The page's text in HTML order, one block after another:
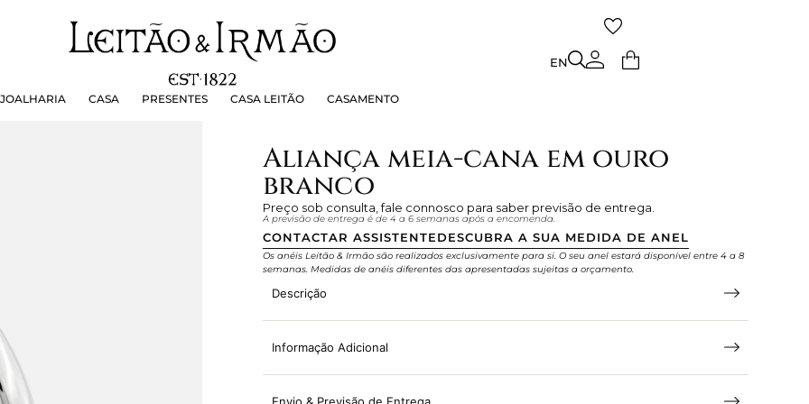
JOALHARIA CASA PRESENTES CASA LEITÃO CASAMENTO
EN
PRESENTES CASA LEITÃO
Aliança meia-cana em ouro
branco
Preço sob consulta, fale connosco para saber previsão de entrega.
A previsão de entrega é de 4 a 6 semanas após a encomenda.
CONTACTAR ASSISTENTEDESCUBRA A SUA MEDIDA DE ANEL
Os anéis Leitão & Irmão são realizados exclusivamente para si. O seu anel estará disponível entre 4 a 8
semanas. Medidas de anéis diferentes das apresentadas sujeitas a orçamento.
Descrição
Informação Adicional
Envio & Previsão de Entrega